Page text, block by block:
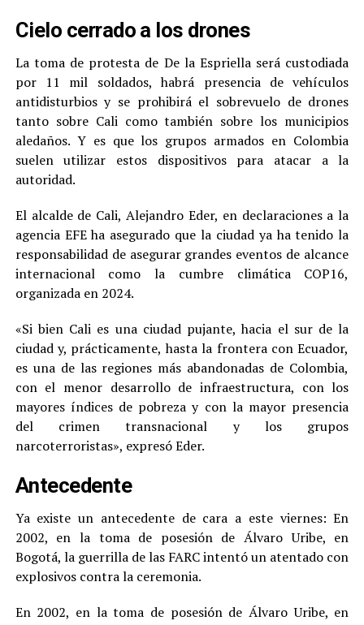
Cielo cerrado a los drones
La toma de protesta de De la Espriella será custodiada
por 11 mil soldados, habrá presencia de vehículos
antidisturbios y se prohibirá el sobrevuelo de drones
tanto sobre Cali como también sobre los municipios
aledaños. Y es que los grupos armados en Colombia
suelen utilizar estos dispositivos para atacar a la
autoridad.
El alcalde de Cali, Alejandro Eder, en declaraciones a la
agencia EFE ha asegurado que la ciudad ya ha tenido la
responsabilidad de asegurar grandes eventos de alcance
internacional como la cumbre climática COP16,
organizada en 2024.
«Si bien Cali es una ciudad pujante, hacia el sur de la
ciudad y, prácticamente, hasta la frontera con Ecuador,
es una de las regiones más abandonadas de Colombia,
con el menor desarrollo de infraestructura, con los
mayores índices de pobreza y con la mayor presencia
del crimen transnacional y los grupos
narcoterroristas», expresó Eder.
Antecedente
Ya existe un antecedente de cara a este viernes: En
2002, en la toma de posesión de Álvaro Uribe, en
Bogotá, la guerrilla de las FARC intentó un atentado con
explosivos contra la ceremonia.
En 2002, en la toma de posesión de Álvaro Uribe, en